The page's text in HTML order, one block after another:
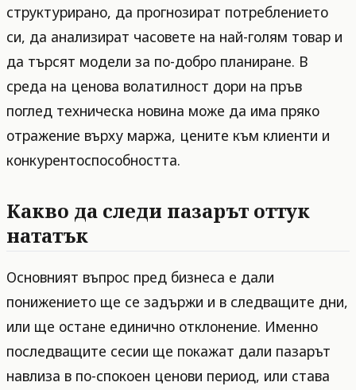
структурирано, да прогнозират потреблението
си, да анализират часовете на най-голям товар и
да търсят модели за по-добро планиране. В
среда на ценова волатилност дори на пръв
поглед техническа новина може да има пряко
отражение върху маржа, цените към клиенти и
конкурентоспособността.
Какво да следи пазарът оттук
нататък
Основният въпрос пред бизнеса е дали
понижението ще се задържи и в следващите дни,
или ще остане единично отклонение. Именно
последващите сесии ще покажат дали пазарът
навлиза в по-спокоен ценови период, или става